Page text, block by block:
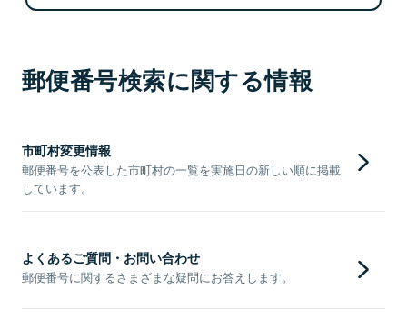
郵便番号検索に関する情報
市町村変更情報
郵便番号を公表した市町村の一覧を実施日の新しい順に掲載
しています。
よくあるご質問・お問い合わせ
郵便番号に関するさまざまな疑問にお答えします。